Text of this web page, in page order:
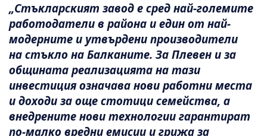
„Стъкларският завод е сред най-големите
работодатели в района и един от най-
модерните и утвърдени производители
на стъкло на Балканите. За Плевен и за
общината реализацията на тази
инвестиция означава нови работни места
и доходи за още стотици семейства, а
внедрените нови технологии гарантират
по-малко вредни емисии и грижа за